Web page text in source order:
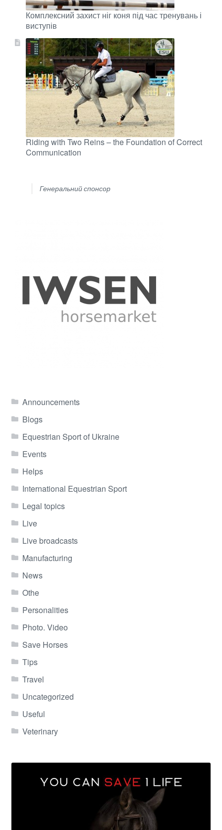
Комплексний захист ніг коня під час тренувань і
виступів
Riding with Two Reins – the Foundation of Correct
Communication
Генеральний спонсор
Announcements
Blogs
Equestrian Sport of Ukraine
Events
Helps
International Equestrian Sport
Legal topics
Live
Live broadcasts
Manufacturing
News
Othe
Personalities
Photo. Video
Save Horses
Tips
Travel
Uncategorized
Useful
Veterinary